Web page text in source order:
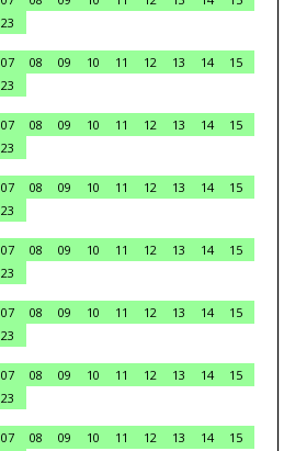
23
07 08 09 10 11 12 13 14
15
23
07 08 09 10 11 12 13 14
15
23
07 08 09 10 11 12 13 14
15
23
07 08 09 10 11 12 13 14
15
23
07 08 09 10 11 12 13 14
15
23
07 08 09 10 11 12 13 14
15
23
07 08 09 10 11 12 13 14
15